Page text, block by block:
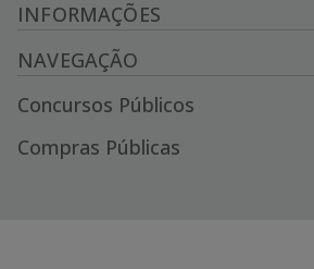
INFORMAÇÕES
NAVEGAÇÃO
Concursos Públicos
Compras Públicas